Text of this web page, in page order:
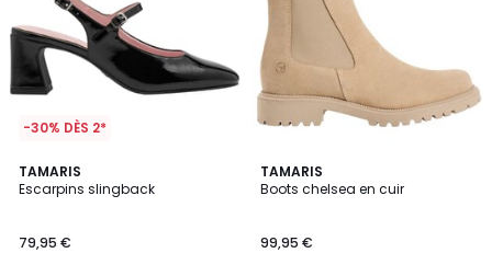
-30% DÈS 2*
TAMARIS
Escarpins slingback
79,95 €
4,5
/ 5
2
Couleurs
TAMARIS
Boots chelsea en cuir
99,95 €
4
/